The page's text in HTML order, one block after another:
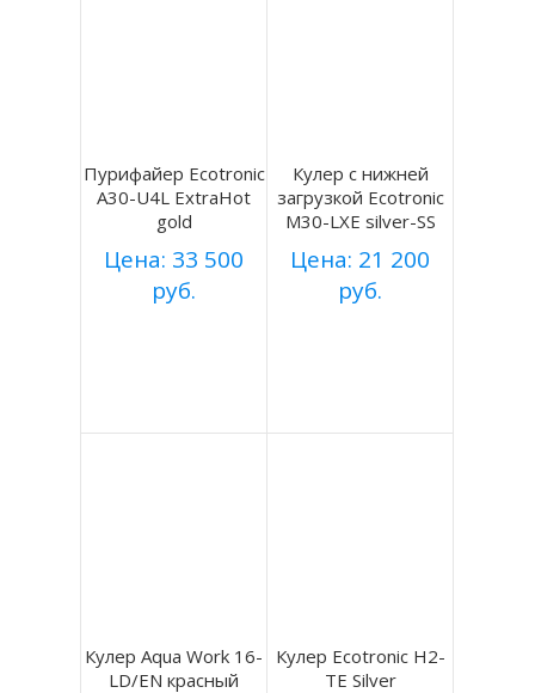
Пурифайер Ecotronic
A30-U4L ExtraHot
gold
Цена: 33 500
руб.
Кулер с нижней
загрузкой Ecotronic
M30-LXE silver-SS
Цена: 21 200
руб.
Кулер Aqua Work 16-
LD/EN красный
Кулер Ecotronic H2-
TE Silver